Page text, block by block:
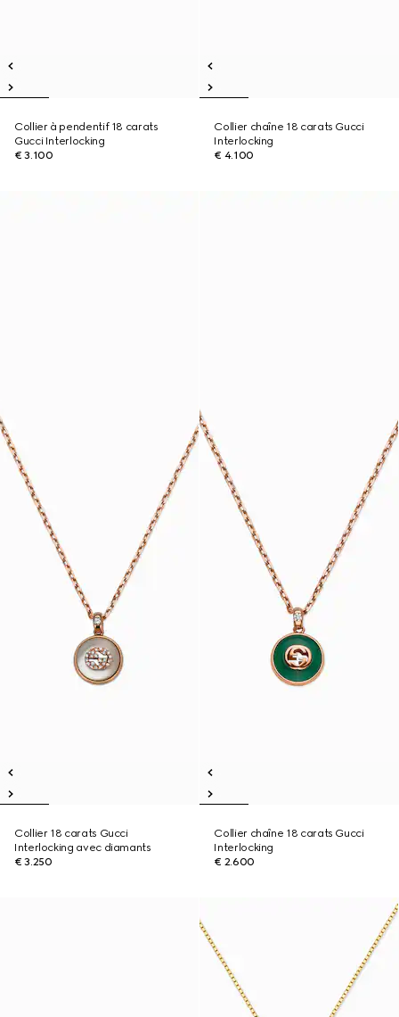
Collier à pendentif 18 carats
Gucci Interlocking
€ 3.100
Collier chaîne 18 carats Gucci
Interlocking
€ 4.100
Collier 18 carats Gucci
Interlocking avec diamants
€ 3.250
Collier chaîne 18 carats Gucci
Interlocking
€ 2.600